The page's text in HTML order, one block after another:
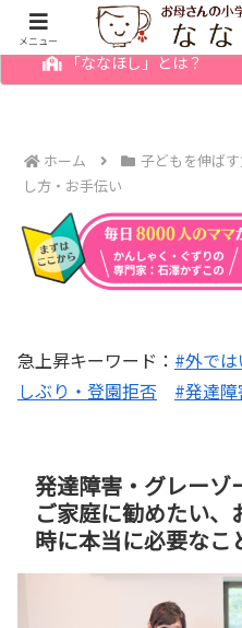
幼児の発達障害・育てにく
「ななほし」とは？
ホーム 子どもを伸ば
し方・お手伝い
急上昇キーワード： #外で
しぶり・登園拒否
#発達
発達障害・グレーゾ
ご家庭に勧めたい
時に本当に必要なこ
メニュー